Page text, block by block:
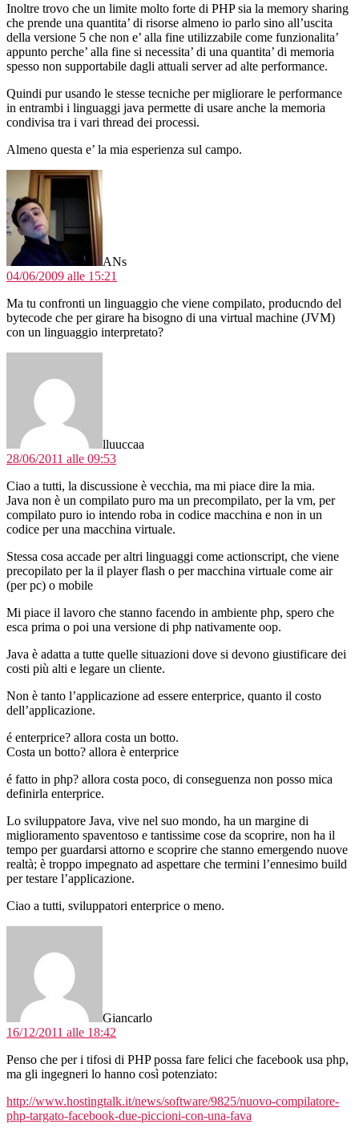
Inoltre trovo che un limite molto forte di PHP sia la memory sharing
che prende una quantita’ di risorse almeno io parlo sino all’uscita
della versione 5 che non e’ alla fine utilizzabile come funzionalita’
appunto perche’ alla fine si necessita’ di una quantita’ di memoria
spesso non supportabile dagli attuali server ad alte performance.
Quindi pur usando le stesse tecniche per migliorare le performance
in entrambi i linguaggi java permette di usare anche la memoria
condivisa tra i vari thread dei processi.
Almeno questa e’ la mia esperienza sul campo.
ANs
04/06/2009 alle 15:21
Ma tu confronti un linguaggio che viene compilato, producndo del
bytecode che per girare ha bisogno di una virtual machine (JVM)
con un linguaggio interpretato?
lluuccaa
28/06/2011 alle 09:53
Ciao a tutti, la discussione è vecchia, ma mi piace dire la mia.
Java non è un compilato puro ma un precompilato, per la vm, per
compilato puro io intendo roba in codice macchina e non in un
codice per una macchina virtuale.
Stessa cosa accade per altri linguaggi come actionscript, che viene
precopilato per la il player flash o per macchina virtuale come air
(per pc) o mobile
Mi piace il lavoro che stanno facendo in ambiente php, spero che
esca prima o poi una versione di php nativamente oop.
Java è adatta a tutte quelle situazioni dove si devono giustificare dei
costi più alti e legare un cliente.
Non è tanto l’applicazione ad essere enterprice, quanto il costo
dell’applicazione.
é enterprice? allora costa un botto.
Costa un botto? allora è enterprice
é fatto in php? allora costa poco, di conseguenza non posso mica
definirla enterprice.
Lo sviluppatore Java, vive nel suo mondo, ha un margine di
miglioramento spaventoso e tantissime cose da scoprire, non ha il
tempo per guardarsi attorno e scoprire che stanno emergendo nuove
realtà; è troppo impegnato ad aspettare che termini l’ennesimo build
per testare l’applicazione.
Ciao a tutti, sviluppatori enterprice o meno.
Giancarlo
16/12/2011 alle 18:42
Penso che per i tifosi di PHP possa fare felici che facebook usa php,
ma gli ingegneri lo hanno così potenziato:
http://www.hostingtalk.it/news/software/9825/nuovo-compilatore-
php-targato-facebook-due-piccioni-con-una-fava